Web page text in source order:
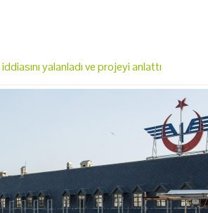
yalanladı ve projeyi anlattı